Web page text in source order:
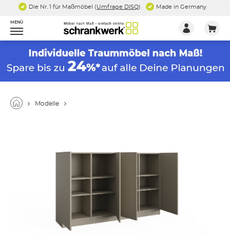
Die Nr. 1 für Maßmöbel (Umfrage DISQ) Made in Germany
MENÜ
Modelle